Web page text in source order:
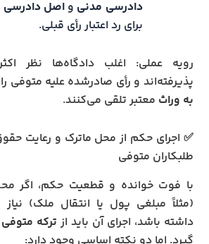
دادرسی مدنی واصل دادرسی
برای رد اعتبار رأی قبلی.
رویه عملی: اغلب دادگاه‌ها نظر
پذیرفته‌اند و رأی صادرشده علیه متوفی
به وراث معتبر تلقی می‌کنند.
✅ اجرای حکم از محل ماترک و رعایت
طلبکاران متوفی
با فوت خوانده و قطعیت حکم، اگر
(مثلاً مبلغی پول یا انتقال ملک) نیاز
داشته باشد، اجرای آن باید از ترکه متوفی